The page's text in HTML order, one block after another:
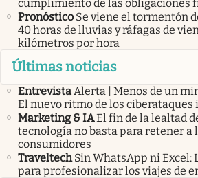
cumplimiento de las obligaciones
Pronóstico Se viene el tormentón
40 horas de lluvias y ráfagas de
kilómetros por hora
Últimas noticias
Entrevista Alerta | Menos de un
El nuevo ritmo de los
Marketing & IAEl fin de la lealtad
tecnología no basta para retener a
consumidores
Traveltech Sin WhatsApp ni Excel:
para profesionalizar los viajes de